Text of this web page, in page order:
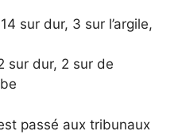
sur dur, 3 sur l’argile,
sur dur, 2 sur de
passé aux tribunaux